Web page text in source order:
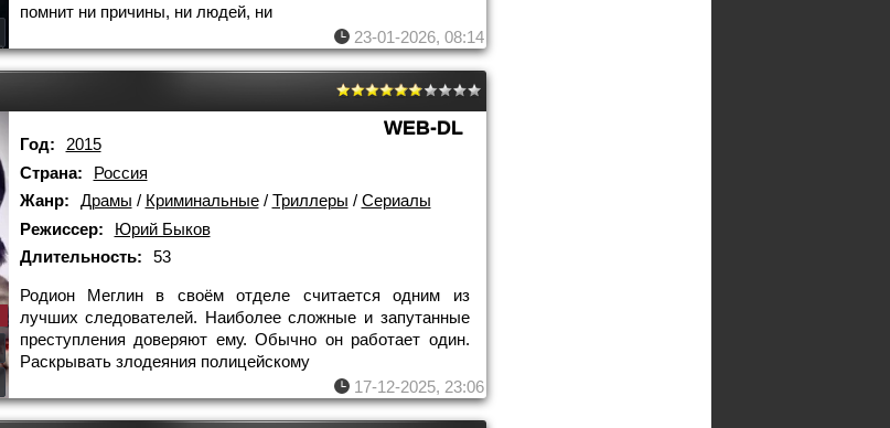
помнит ни причины, ни людей, ни
23-01-2026, 08:14
WEB-DL
Год:
2015
Страна:
Россия
Жанр:
Драмы / Криминальные/ Триллеры / Сериалы
Режиссер:
Юрий Быков
Длительность:
53
Родион Меглин в своём отделе считается одним из
лучших следователей. Наиболее сложные и запутанные
преступления доверяют ему. Обычно он работает один.
Раскрывать злодеяния полицейскому
17-12-2025, 23:06